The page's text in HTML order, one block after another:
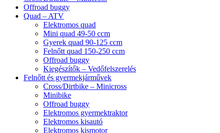
Offroad buggy
Quad – ATV
Elektromos quad
Mini quad 49-50 ccm
Gyerek quad 90-125 ccm
Felnőtt quad 150-250 ccm
Offroad buggy
Kiegészítők – Vedőfelszerelés
Felnőtt és gyermekjárművek
Cross/Dirtbike – Minicross
Minibike
Offroad buggy
Elektromos gyermektraktor
Elektromos kisautó
Elektromos kismotor